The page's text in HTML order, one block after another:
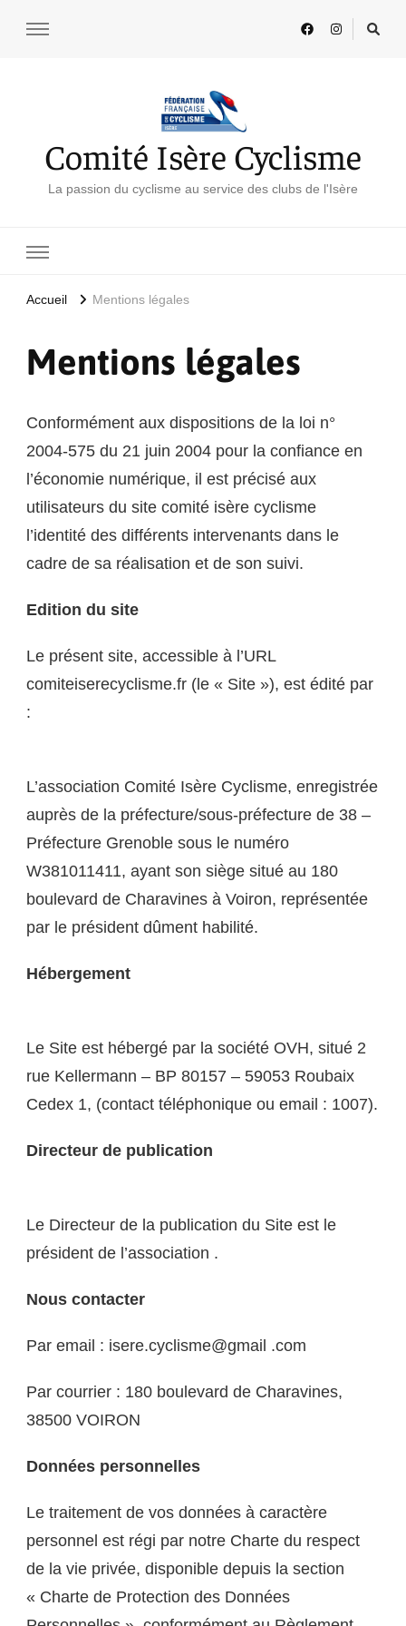
Comité Isère Cyclisme
La passion du cyclisme au service des clubs de l'Isère
Accueil Mentions légales
Mentions légales
Conformément aux dispositions de la loi n°
2004-575 du 21 juin 2004 pour la confiance en
l’économie numérique, il est précisé aux
utilisateurs du site comité isère cyclisme
l’identité des différents intervenants dans le
cadre de sa réalisation et de son suivi.
Edition du site
Le présent site, accessible à l’URL
comiteiserecyclisme.fr (le « Site »), est édité par
:
L’association Comité Isère Cyclisme, enregistrée
auprès de la préfecture/sous-préfecture de 38 –
Préfecture Grenoble sous le numéro
W381011411, ayant son siège situé au 180
boulevard de Charavines à Voiron, représentée
par le président dûment habilité.
Hébergement
Le Site est hébergé par la société OVH, situé 2
rue Kellermann – BP 80157 – 59053 Roubaix
Cedex 1, (contact téléphonique ou email : 1007).
Directeur de publication
Le Directeur de la publication du Site est le
président de l’association .
Nous contacter
Par email : isere.cyclisme@gmail .com
Par courrier : 180 boulevard de Charavines,
38500 VOIRON
Données personnelles
Le traitement de vos données à caractère
personnel est régi par notre Charte du respect
de la vie privée, disponible depuis la section
« Charte de Protection des Données